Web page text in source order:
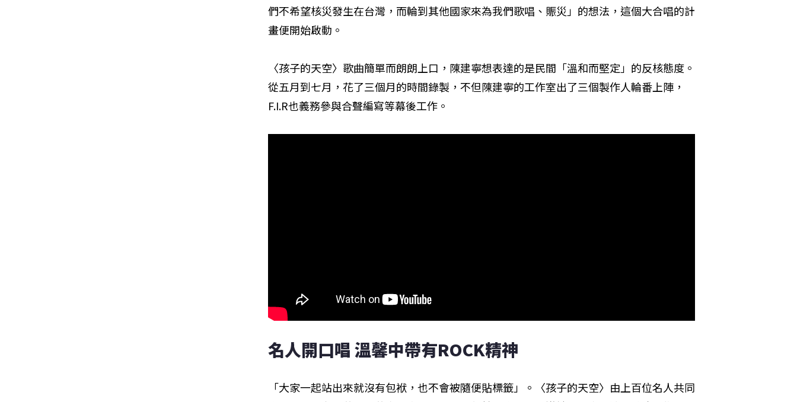
們不希望核災發生在台灣，而輪到其他國家來為我們歌唱、賑災」的想法，這個大合唱的計
畫便開始啟動。
〈孩子的天空〉歌曲簡單而朗朗上口，陳建寧想表達的是民間「溫和而堅定」的反核態度。
從五月到七月，花了三個月的時間錄製，不但陳建寧的工作室出了三個製作人輪番上陣，
F.I.R也義務參與合聲編寫等幕後工作。
名人開口唱 溫馨中帶有ROCK精神
「大家一起站出來就沒有包袱，也不會被隨便貼標籤」。〈孩子的天空〉由上百位名人共同